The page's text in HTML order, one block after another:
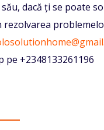
dacă ți se poate
rezolvarea
pe +2348133261196